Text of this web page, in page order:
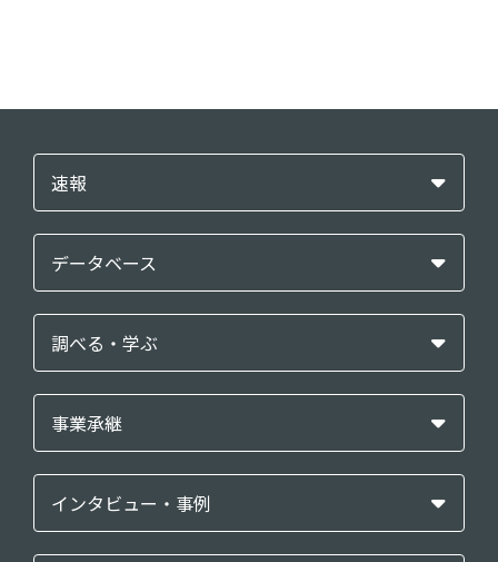
速報
データベース
調べる・学ぶ
事業承継
インタビュー・事例